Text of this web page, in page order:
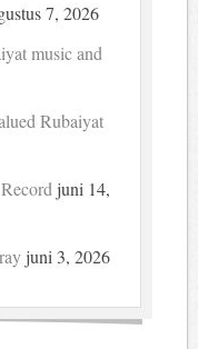
7, 2026
music and
Rubaiyat
juni 14,
juni 3, 2026